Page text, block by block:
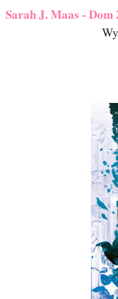
Sarah J. Maas -